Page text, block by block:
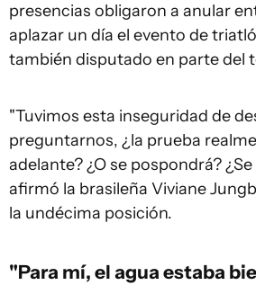
presencias obligaron a anular
aplazar un día el evento de
también disputado en parte del
"Tuvimos esta inseguridad de
preguntarnos, ¿la prueba
adelante? ¿O se pospondrá?
afirmó la brasileña Viviane
la undécima posición.
"Para mí, el agua estaba